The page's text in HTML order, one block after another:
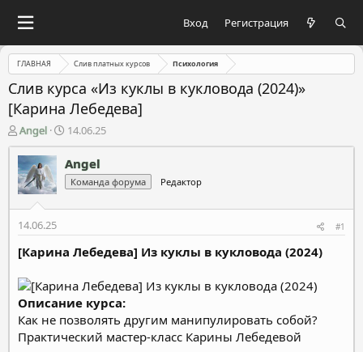
Вход Регистрация
ГЛАВНАЯ Слив платных курсов Психология
Слив курса «Из куклы в кукловода (2024)»
[Карина Лебедева]
А
в
т
о
р
м
ы
Angel
Д
а
т
а
н
а
а
14.06.25
Angel
Команда форума Редактор
14.06.25 #1
[Карина Лебедева] Из куклы в кукловода (2024)
Описание курса:
Как не позволять другим манипулировать собой?
Практический мастер-класс Карины Лебедевой